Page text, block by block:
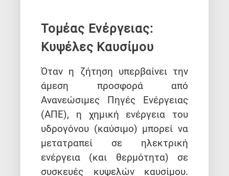
Τομέας Ενέργειας:
Κυψέλες Καυσίμου
Όταν η ζήτηση υπερβαίνει την
άμεση προσφορά από
Ανανεώσιμες Πηγές Ενέργειας
(ΑΠΕ), η χημική ενέργεια του
υδρογόνου (καύσιμο) μπορεί να
μετατραπεί σε ηλεκτρική
ενέργεια (και θερμότητα) σε
συσκευές κυψελών καυσίμου.